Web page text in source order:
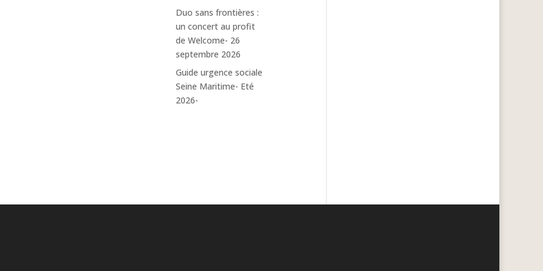
Duo sans frontières :
un concert au profit
de Welcome- 26
septembre 2026
Guide urgence sociale
Seine Maritime- Eté
2026-